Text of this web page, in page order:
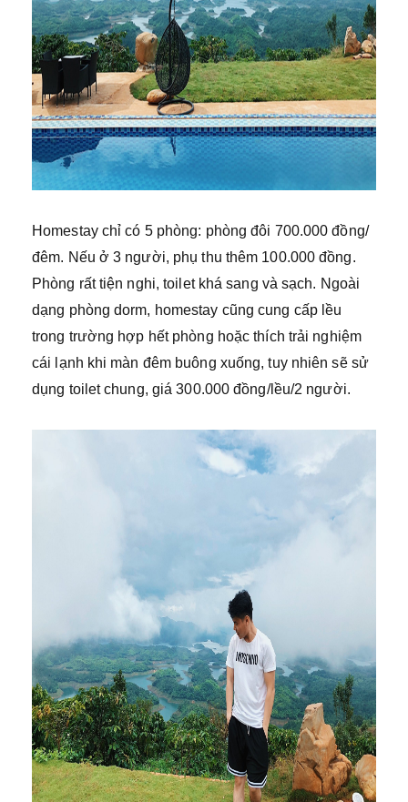
Homestay chỉ có 5 phòng: phòng đôi 700.000 đồng/
đêm. Nếu ở 3 người, phụ thu thêm 100.000 đồng.
Phòng rất tiện nghi, toilet khá sang và sạch. Ngoài
dạng phòng dorm, homestay cũng cung cấp lều
trong trường hợp hết phòng hoặc thích trải nghiệm
cái lạnh khi màn đêm buông xuống, tuy nhiên sẽ sử
dụng toilet chung, giá 300.000 đồng/lều/2 người.